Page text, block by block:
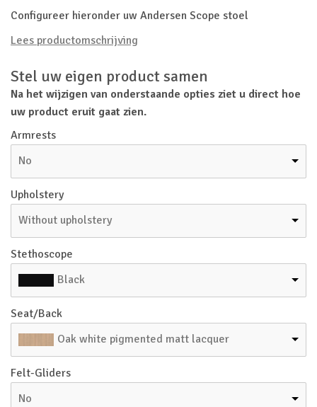
Configureer hieronder uw Andersen Scope stoel
Lees productomschrijving
Stel uw eigen product samen
Na het wijzigen van onderstaande opties ziet u direct hoe
uw product eruit gaat zien.
Armrests
No
Upholstery
Without upholstery
Stethoscope
Black
Seat/Back
Oak white pigmented matt lacquer
Felt-Gliders
No